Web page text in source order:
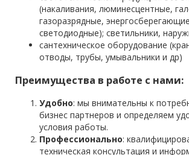
(накаливания, люминесцентные,
газоразрядные,
светодиодные); светильники,
сантехническое оборудование
отводы, трубы, умывальники и др)
Преимущества в работе с нами:
Удобно: мы внимательны к
бизнес партнеров и определяем
условия работы.
Профессионально:
техническая консультация и